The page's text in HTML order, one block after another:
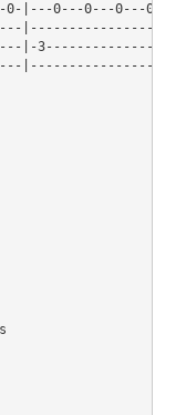
0-|---0---0---0---0-
|-----------------|-
|-3---------------
|-----------------